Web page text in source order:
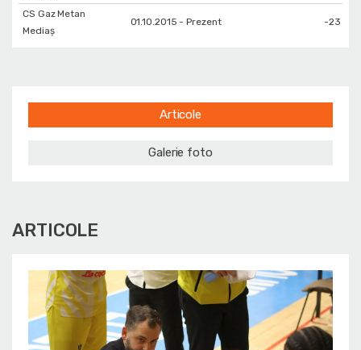
CS Gaz Metan
Mediaș
01.10.2015 - Prezent -23 (5 -
Articole
Galerie foto
ARTICOLE